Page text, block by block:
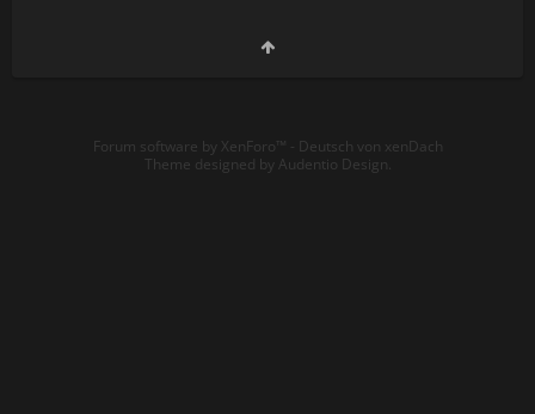
Forum software by XenForo™ - Deutsch von xenDach
Theme designed by Audentio Design.